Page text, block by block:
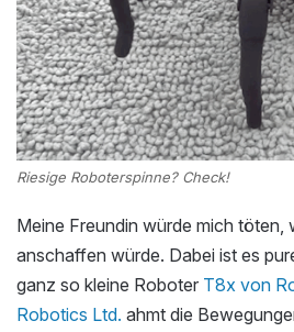
Riesige Roboterspinne? Check!
Meine Freundin würde mich töten,
anschaffen würde. Dabei ist es
ganz so kleine Roboter T8x von
Robotics Ltd. ahmt die